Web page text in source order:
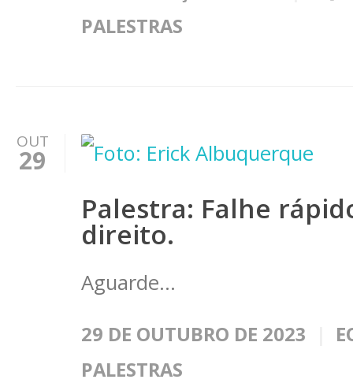
PALESTRAS
OUT
29
Palestra: Falhe
direito.
Aguarde...
29 DE OUTUBRO DE 2023
PALESTRAS